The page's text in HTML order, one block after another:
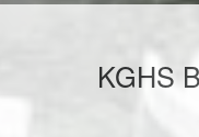
KGHS